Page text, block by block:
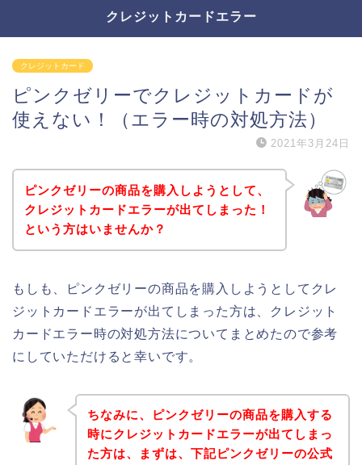
クレジットカードエラー
クレジットカード
ピンクゼリーでクレジットカードが
使えない！（エラー時の対処方法）
2021年3月24日
ピンクゼリーの商品を購入しようとして、
クレジットカードエラーが出てしまった！
という方はいませんか？
もしも、ピンクゼリーの商品を購入しようとしてクレ
ジットカードエラーが出てしまった方は、クレジット
カードエラー時の対処方法についてまとめたので参考
にしていただけると幸いです。
ちなみに、ピンクゼリーの商品を購入する
時にクレジットカードエラーが出てしまっ
た方は、まずは、下記ピンクゼリーの公式